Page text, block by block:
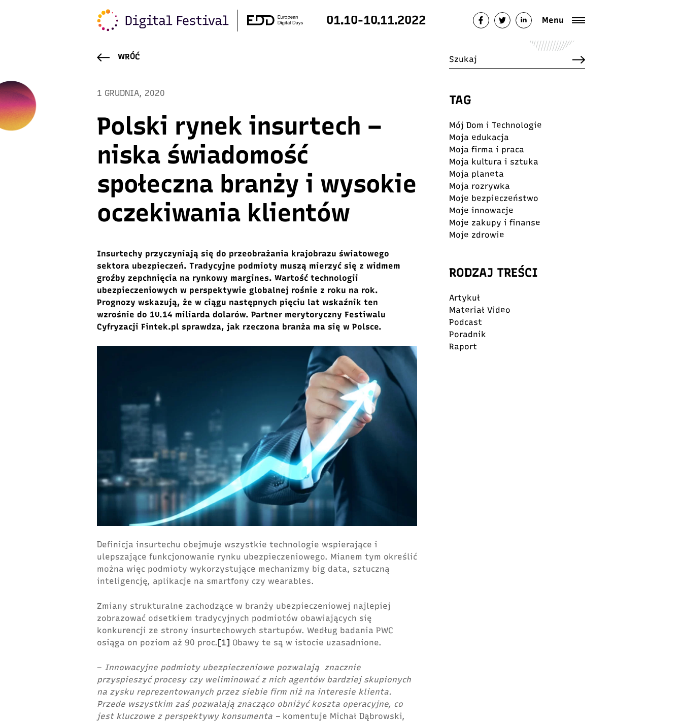
01.10-10.11.2022 Menu
WRÓĆ
1 GRUDNIA, 2020
Polski rynek insurtech –
niska świadomość
społeczna branży i wysokie
oczekiwania klientów
Insurtechy przyczyniają się do przeobrażania krajobrazu światowego
sektora ubezpieczeń. Tradycyjne podmioty muszą mierzyć się z widmem
groźby zepchnięcia na rynkowy margines. Wartość technologii
ubezpieczeniowych w perspektywie globalnej rośnie z roku na rok.
Prognozy wskazują, że w ciągu następnych pięciu lat wskaźnik ten
wzrośnie do 10.14 miliarda dolarów. Partner merytoryczny Festiwalu
Cyfryzacji Fintek.pl sprawdza, jak rzeczona branża ma się w Polsce.
Definicja insurtechu obejmuje wszystkie technologie wspierające i
ulepszające funkcjonowanie rynku ubezpieczeniowego. Mianem tym określić
można więc podmioty wykorzystujące mechanizmy big data, sztuczną
inteligencję, aplikacje na smartfony czy wearables.
Zmiany strukturalne zachodzące w branży ubezpieczeniowej najlepiej
zobrazować odsetkiem tradycyjnych podmiotów obawiających się
konkurencji ze strony insurtechowych startupów. Według badania PWC
osiąga on poziom aż 90 proc.[1] Obawy te są w istocie uzasadnione.
– Innowacyjne podmioty ubezpieczeniowe pozwalają znacznie
przyspieszyć procesy czy weliminować z nich agentów bardziej skupionych
na zysku reprezentowanych przez siebie firm niż na interesie klienta.
Przede wszystkim zaś pozwalają znacząco obniżyć koszta operacyjne, co
jest kluczowe z perspektywy konsumenta – komentuje Michał Dąbrowski,
TAG
Mój Dom i Technologie
Moja edukacja
Moja firma i praca
Moja kultura i sztuka
Moja planeta
Moja rozrywka
Moje bezpieczeństwo
Moje innowacje
Moje zakupy i finanse
Moje zdrowie
RODZAJ TREŚCI
Artykuł
Materiał Video
Podcast
Poradnik
Raport